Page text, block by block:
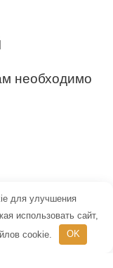
необходимо
для
для улучшения
использовать сайт,
cookie.
OK